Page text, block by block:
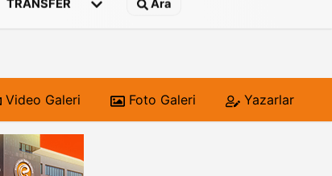
TRANSFER Ara
Video Galeri Foto Galeri Yazarlar